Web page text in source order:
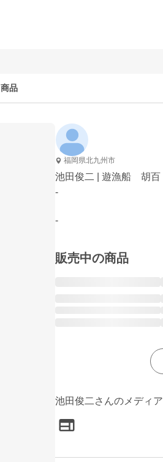
商品
福岡県北九州市
池田俊二 | 遊漁船 胡百
-
-
販売中の商品
池田俊二さんのメディア